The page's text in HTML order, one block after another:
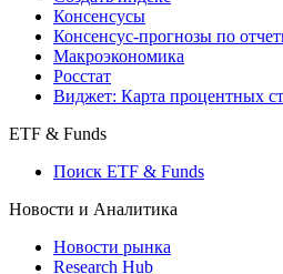
Поиск индексов
Страницы стран
Создать индекс
Консенсусы
Консенсус-прогнозы по
Макроэкономика
Виджет: Карта процентных
ETF & Funds
Поиск ETF & Funds